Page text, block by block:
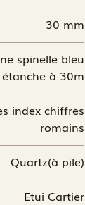
30 mm
spinelle bleu
à 30m
index chiffres
romains
Quartz(à pile)
Etui Cartier